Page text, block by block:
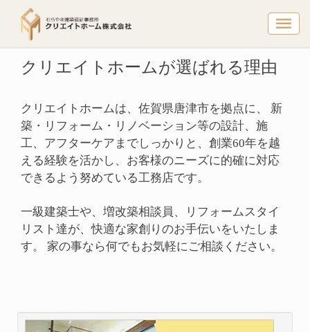
クリエイ
トップページ
クリエイトホームが選ばれる理由
クリエイトホームは、佐賀県唐津市を拠点に、 新
築・リフォーム・リノベーション等の設計、施
工、アフターケアまでしっかりと、創業60年を越
える経験を活かし、お客様のニーズに的確に対応
できるよう努めている工務店です。
一級建築士や、増改築相談員、リフォームスタイ
リスト達が、快適な家創りのお手伝いをいたしま
す。 家の事なら何でもお気軽にご相談ください。